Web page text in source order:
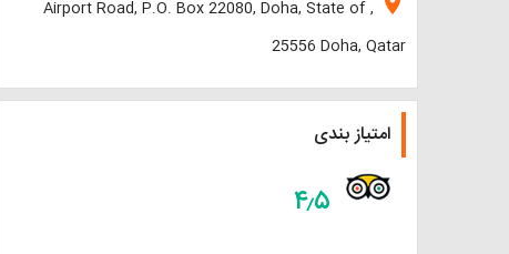
Airport Road, P.O. Box 22080, Doha, State of ,
25556 Doha, Qatar
امتیاز بندی
۴٫۵